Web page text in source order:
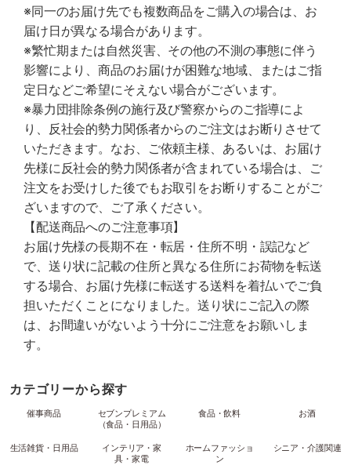
※同一のお届け先でも複数商品をご購入の場合は、お
届け日が異なる場合があります。
※繁忙期または自然災害、その他の不測の事態に伴う
影響により、商品のお届けが困難な地域、またはご指
定日などご希望にそえない場合がございます。
※暴力団排除条例の施行及び警察からのご指導によ
り、反社会的勢力関係者からのご注文はお断りさせて
いただきます。なお、ご依頼主様、あるいは、お届け
先様に反社会的勢力関係者が含まれている場合は、ご
注文をお受けした後でもお取引をお断りすることがご
ざいますので、ご了承ください。
【配送商品へのご注意事項】
お届け先様の長期不在・転居・住所不明・誤記など
で、送り状に記載の住所と異なる住所にお荷物を転送
する場合、お届け先様に転送する送料を着払いでご負
担いただくことになりました。送り状にご記入の際
は、お間違いがないよう十分にご注意をお願いしま
す。
カテゴリーから探す
催事商品
セブンプレミアム
（食品・日用品）
食品・飲料 お酒
生活雑貨・日用品
インテリア・家
具・家電
ホームファッショ
ン
シニア・介護関連